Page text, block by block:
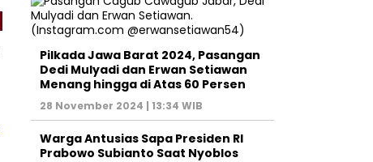
Pilkada Jawa Barat 2024, Pasangan
Dedi Mulyadi dan Erwan Setiawan
Menang hingga di Atas 60 Persen
28 November 2024 | 13:34 WIB
Warga Antusias Sapa Presiden RI
Prabowo Subianto Saat Nyoblos